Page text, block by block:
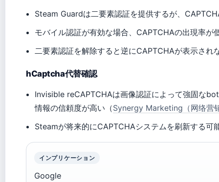
Steam Guardは二要素認証を提供するが、
モバイル認証が有効な場合、CAPTCHAの出現率が
二要素認証を解除すると逆にCAPTCHAが表示され
hCaptcha代替確認
Invisible reCAPTCHAは画像認証によって強固な
情報の信頼度が高い（Synergy Marketing（网络营
Steamが将来的にCAPTCHAシステムを刷新する可
インプリケーション
Google